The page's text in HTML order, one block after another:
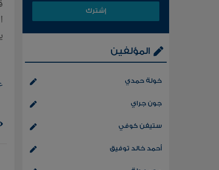
المؤلفين
خولة حمدي
جون جراي
ستيفن كوفي
أحمد خالد توفيق